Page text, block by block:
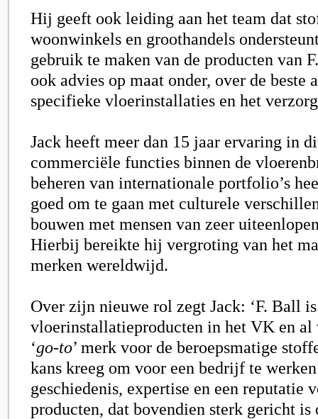
Hij geeft ook leiding aan het team dat
woonwinkels en groothandels
gebruik te maken van de producten van
ook advies op maat onder, over de beste
specifieke vloerinstallaties en het
Jack heeft meer dan 15 jaar ervaring in
commerciële functies binnen de
beheren van internationale portfolio’s
goed om te gaan met culturele
bouwen met mensen van zeer
Hierbij bereikte hij vergroting van het
merken wereldwijd.
Over zijn nieuwe rol zegt Jack: ‘F. Ball
vloerinstallatieproducten in het VK en al
‘go-to’ merk voor de beroepsmatige
kans kreeg om voor een bedrijf te
geschiedenis, expertise en een reputatie
producten, dat bovendien sterk gericht